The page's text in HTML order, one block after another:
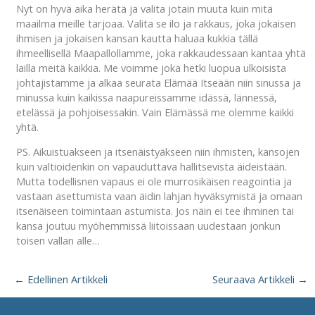
Nyt on hyvä aika herätä ja valita jotain muuta kuin mitä
maailma meille tarjoaa. Valita se ilo ja rakkaus, joka jokaisen
ihmisen ja jokaisen kansan kautta haluaa kukkia tällä
ihmeellisellä Maapallollamme, joka rakkaudessaan kantaa yhtä
lailla meitä kaikkia. Me voimme joka hetki luopua ulkoisista
johtajistamme ja alkaa seurata Elämää Itseään niin sinussa ja
minussa kuin kaikissa naapureissamme idässä, lännessä,
etelässä ja pohjoisessakin. Vain Elämässä me olemme kaikki
yhtä.
PS. Aikuistuakseen ja itsenäistyäkseen niin ihmisten, kansojen
kuin valtioidenkin on vapauduttava hallitsevista äideistään.
Mutta todellisnen vapaus ei ole murrosikäisen reagointia ja
vastaan asettumista vaan äidin lahjan hyväksymistä ja omaan
itsenäiseen toimintaan astumista. Jos näin ei tee ihminen tai
kansa joutuu myöhemmissä liitoissaan uudestaan jonkun
toisen vallan alle…
← Edellinen Artikkeli Seuraava Artikkeli →